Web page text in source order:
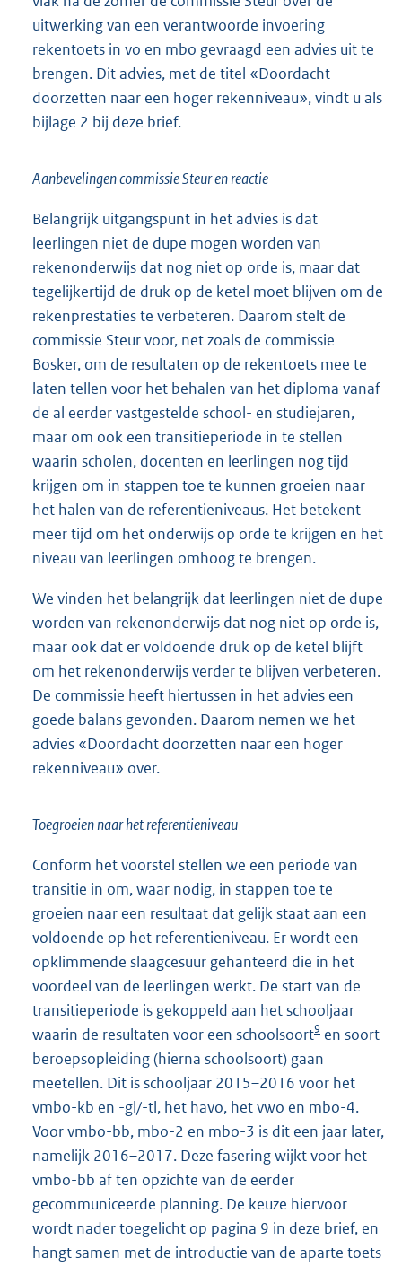
uitwerking van een verantwoorde invoering
rekentoets in vo en mbo gevraagd een advies uit te
brengen. Dit advies, met de titel «Doordacht
doorzetten naar een hoger rekenniveau», vindt u als
bijlage 2 bij deze brief.
Aanbevelingen commissie Steur en reactie
Belangrijk uitgangspunt in het advies is dat
leerlingen niet de dupe mogen worden van
rekenonderwijs dat nog niet op orde is, maar dat
tegelijkertijd de druk op de ketel moet blijven om de
rekenprestaties te verbeteren. Daarom stelt de
commissie Steur voor, net zoals de commissie
Bosker, om de resultaten op de rekentoets mee te
laten tellen voor het behalen van het diploma vanaf
de al eerder vastgestelde school- en studiejaren,
maar om ook een transitieperiode in te stellen
waarin scholen, docenten en leerlingen nog tijd
krijgen om in stappen toe te kunnen groeien naar
het halen van de referentieniveaus. Het betekent
meer tijd om het onderwijs op orde te krijgen en het
niveau van leerlingen omhoog te brengen.
We vinden het belangrijk dat leerlingen niet de dupe
worden van rekenonderwijs dat nog niet op orde is,
maar ook dat er voldoende druk op de ketel blijft
om het rekenonderwijs verder te blijven verbeteren.
De commissie heeft hiertussen in het advies een
goede balans gevonden. Daarom nemen we het
advies «Doordacht doorzetten naar een hoger
rekenniveau» over.
Toegroeien naar het referentieniveau
Conform het voorstel stellen we een periode van
transitie in om, waar nodig, in stappen toe te
groeien naar een resultaat dat gelijk staat aan een
voldoende op het referentieniveau. Er wordt een
opklimmende slaagcesuur gehanteerd die in het
voordeel van de leerlingen werkt. De start van de
transitieperiode is gekoppeld aan het schooljaar
waarin de resultaten voor een schoolsoort9 en soort
beroepsopleiding (hierna schoolsoort) gaan
meetellen. Dit is schooljaar 2015–2016 voor het
vmbo-kb en -gl/-tl, het havo, het vwo en mbo-4.
Voor vmbo-bb, mbo-2 en mbo-3 is dit een jaar later,
namelijk 2016–2017. Deze fasering wijkt voor het
vmbo-bb af ten opzichte van de eerder
gecommuniceerde planning. De keuze hiervoor
wordt nader toegelicht op pagina 9 in deze brief, en
hangt samen met de introductie van de aparte toets